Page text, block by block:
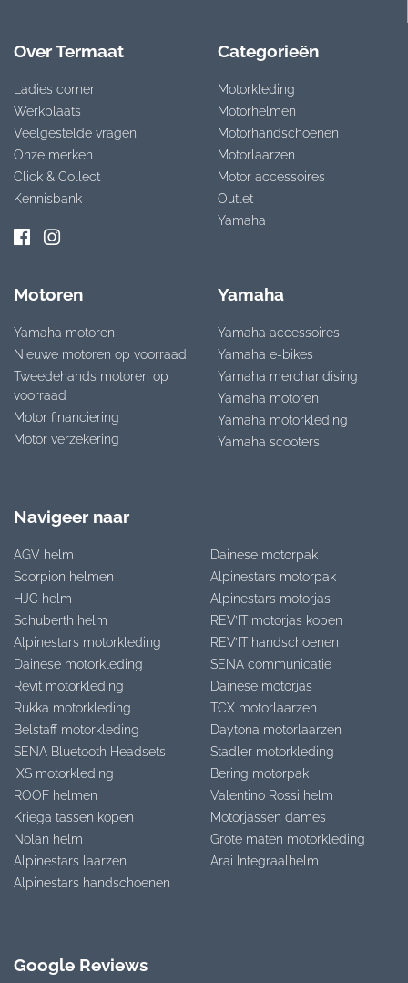
Over Termaat
Ladies corner
Werkplaats
Veelgestelde vragen
Onze merken
Click & Collect
Kennisbank
Categorieën
Motorkleding
Motorhelmen
Motorhandschoenen
Motorlaarzen
Motor accessoires
Outlet
Yamaha
Motoren
Yamaha motoren
Nieuwe motoren op voorraad
Tweedehands motoren op
voorraad
Motor financiering
Motor verzekering
Yamaha
Yamaha accessoires
Yamaha e-bikes
Yamaha merchandising
Yamaha motoren
Yamaha motorkleding
Yamaha scooters
Navigeer naar
AGV helm
Scorpion helmen
HJC helm
Schuberth helm
Alpinestars motorkleding
Dainese motorkleding
Revit motorkleding
Rukka motorkleding
Belstaff motorkleding
SENA Bluetooth Headsets
IXS motorkleding
ROOF helmen
Kriega tassen kopen
Nolan helm
Alpinestars laarzen
Alpinestars handschoenen
Dainese motorpak
Alpinestars motorpak
Alpinestars motorjas
REV’IT motorjas kopen
REV’IT handschoenen
SENA communicatie
Dainese motorjas
TCX motorlaarzen
Daytona motorlaarzen
Stadler motorkleding
Bering motorpak
Valentino Rossi helm
Motorjassen dames
Grote maten motorkleding
Arai Integraalhelm
Google Reviews